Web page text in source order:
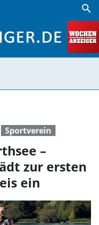
search
Sportverein
–
zur ersten
ein